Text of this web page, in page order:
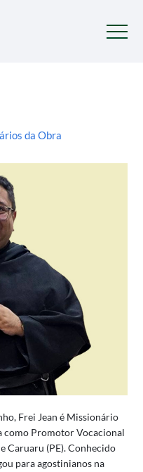
da Obra
Frei Jean é Missionário
como Promotor Vocacional
Caruaru (PE). Conhecido
para agostinianos na